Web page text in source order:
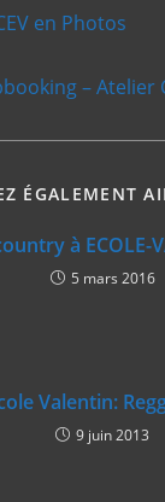
en Photos
– Atelier
ÉGALEMENT
à ECOLE-
5 mars 2016
Valentin:
9 juin 2013